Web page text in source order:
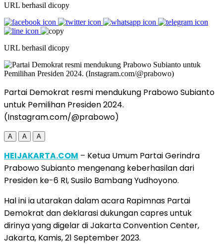
URL berhasil dicopy
URL berhasil dicopy
Partai Demokrat resmi mendukung Prabowo Subianto
untuk Pemilihan Presiden 2024.
(Instagram.com/@prabowo)
A A A
HEIJAKARTA.COM – Ketua Umum Partai Gerindra
Prabowo Subianto mengenang keberhasilan dari
Presiden ke-6 RI, Susilo Bambang Yudhoyono.
Hal ini ia utarakan dalam acara Rapimnas Partai
Demokrat dan deklarasi dukungan capres untuk
dirinya yang digelar di Jakarta Convention Center,
Jakarta, Kamis, 21 September 2023.